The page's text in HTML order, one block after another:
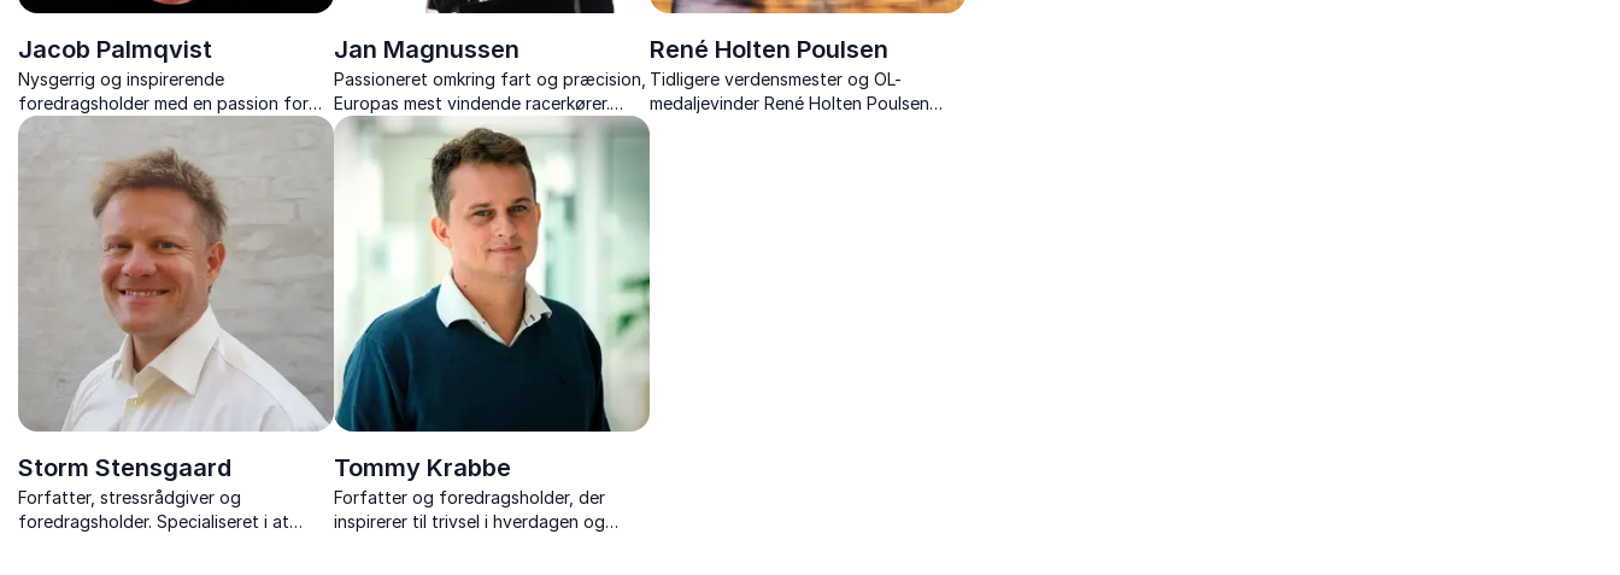
Jacob Palmqvist
Nysgerrig og inspirerende
foredragsholder med en passion for
innovation. Brænder for at dele viden
og skabe dialog.
Jan Magnussen
Passioneret omkring fart og præcision,
Europas mest vindende racerkører.
Lever for adrenalinsus og sejrens
sødme på asfalten.
René Holten Poulsen
Tidligere verdensmester og OL-
medaljevinder René Holten Poulsen
inspirerer med konkrete værktøjer til
Storm Stensgaard
Forfatter, stressrådgiver og
foredragsholder. Specialiseret i at
Tommy Krabbe
Forfatter og foredragsholder, der
inspirerer til trivsel i hverdagen og